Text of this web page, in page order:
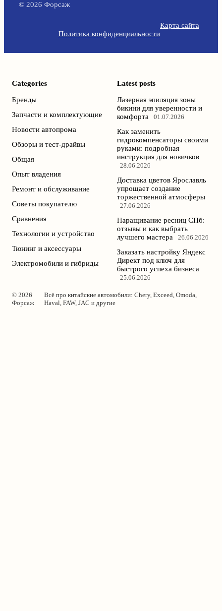
© 2026 Форсаж
Карта сайта
Политика конфиденциальности
Categories
Бренды
Запчасти и комплектующие
Новости автопрома
Обзоры и тест-драйвы
Общая
Опыт владения
Ремонт и обслуживание
Советы покупателю
Сравнения
Технологии и устройство
Тюнинг и аксессуары
Электромобили и гибриды
Latest posts
Лазерная эпиляция зоны
бикини для уверенности и
комфорта
01.07.2026
Как заменить
гидрокомпенсаторы своими
руками: подробная
инструкция для новичков
28.06.2026
Доставка цветов Ярославль
упрощает создание
торжественной атмосферы
27.06.2026
Наращивание ресниц СПб:
отзывы и как выбрать
лучшего мастера
26.06.2026
Заказать настройку Яндекс
Директ под ключ для
быстрого успеха бизнеса
25.06.2026
© 2026
Форсаж
Всё про китайские автомобили: Chery, Exceed, Omoda,
Haval, FAW, JAC и другие